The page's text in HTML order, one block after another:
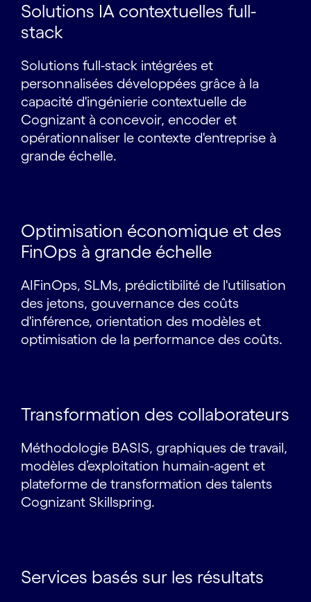
Solutions IA contextuelles full-
stack
Solutions full-stack intégrées et
personnalisées développées grâce à la
capacité d'ingénierie contextuelle de
Cognizant à concevoir, encoder et
opérationnaliser le contexte d'entreprise à
grande échelle.
Optimisation économique et des
FinOps à grande échelle
AIFinOps, SLMs, prédictibilité de l'utilisation
des jetons, gouvernance des coûts
d'inférence, orientation des modèles et
optimisation de la performance des coûts.
Transformation des collaborateurs
Méthodologie BASIS, graphiques de travail,
modèles d’exploitation humain-agent et
plateforme de transformation des talents
Cognizant Skillspring.
Services basés sur les résultats